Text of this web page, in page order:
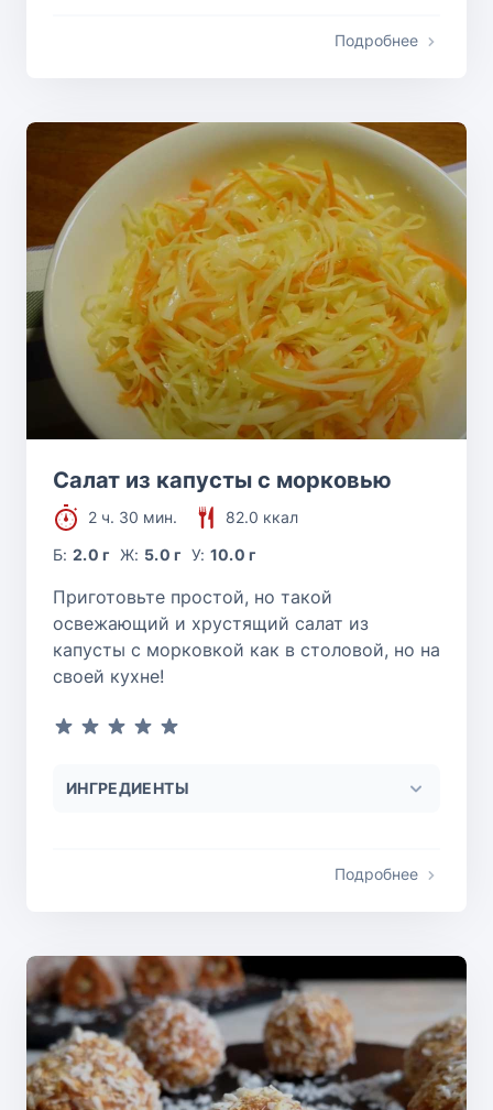
Подробнее
Салат из капусты с морковью
2 ч. 30 мин.
82.0 ккал
Б:2.0 г Ж: 5.0 г У: 10.0 г
Приготовьте простой, но такой
освежающий и хрустящий салат из
капусты с морковкой как в столовой, но на
своей кухне!
ИНГРЕДИЕНТЫ
Подробнее